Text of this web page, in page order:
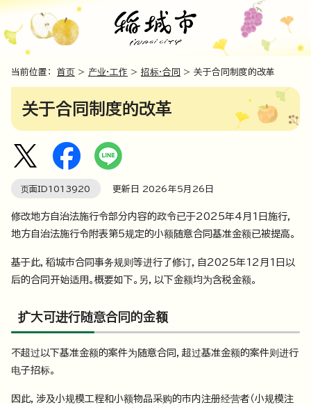
当前位置： 首页 > 产业·工作 > 招标·合同 > 关于合同制度的改革
关于合同制度的改革
页面ID1013920 更新日 2026年5月 26 日
修改地方自治法施行令部分内容的政令已于2025年4月1日施行，
地方自治法施行令附表第5规定的小额随意合同基准金额已被提高。
基于此，稻城市合同事务规则等进行了修订，自2025年12月1日以
后的合同开始适用。概要如下。另，以下金额均为含税金额。
扩大可进行随意合同的金额
不超过以下基准金额的案件为随意合同，超过基准金额的案件则进行
电子招标。
因此，涉及小规模工程和小额物品采购的市内注册经营者（小规模注